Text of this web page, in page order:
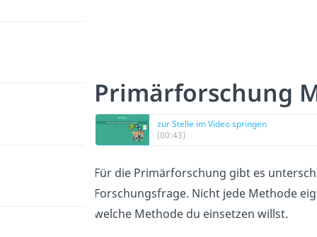
Primärforschung
zur Stelle im Video springen
(00:43)
Für die Primärforschung gibt es
Forschungsfrage. Nicht jede Methode
welche Methode du einsetzen willst.